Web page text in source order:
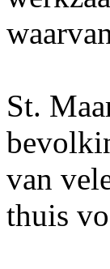
St.
van
thuis